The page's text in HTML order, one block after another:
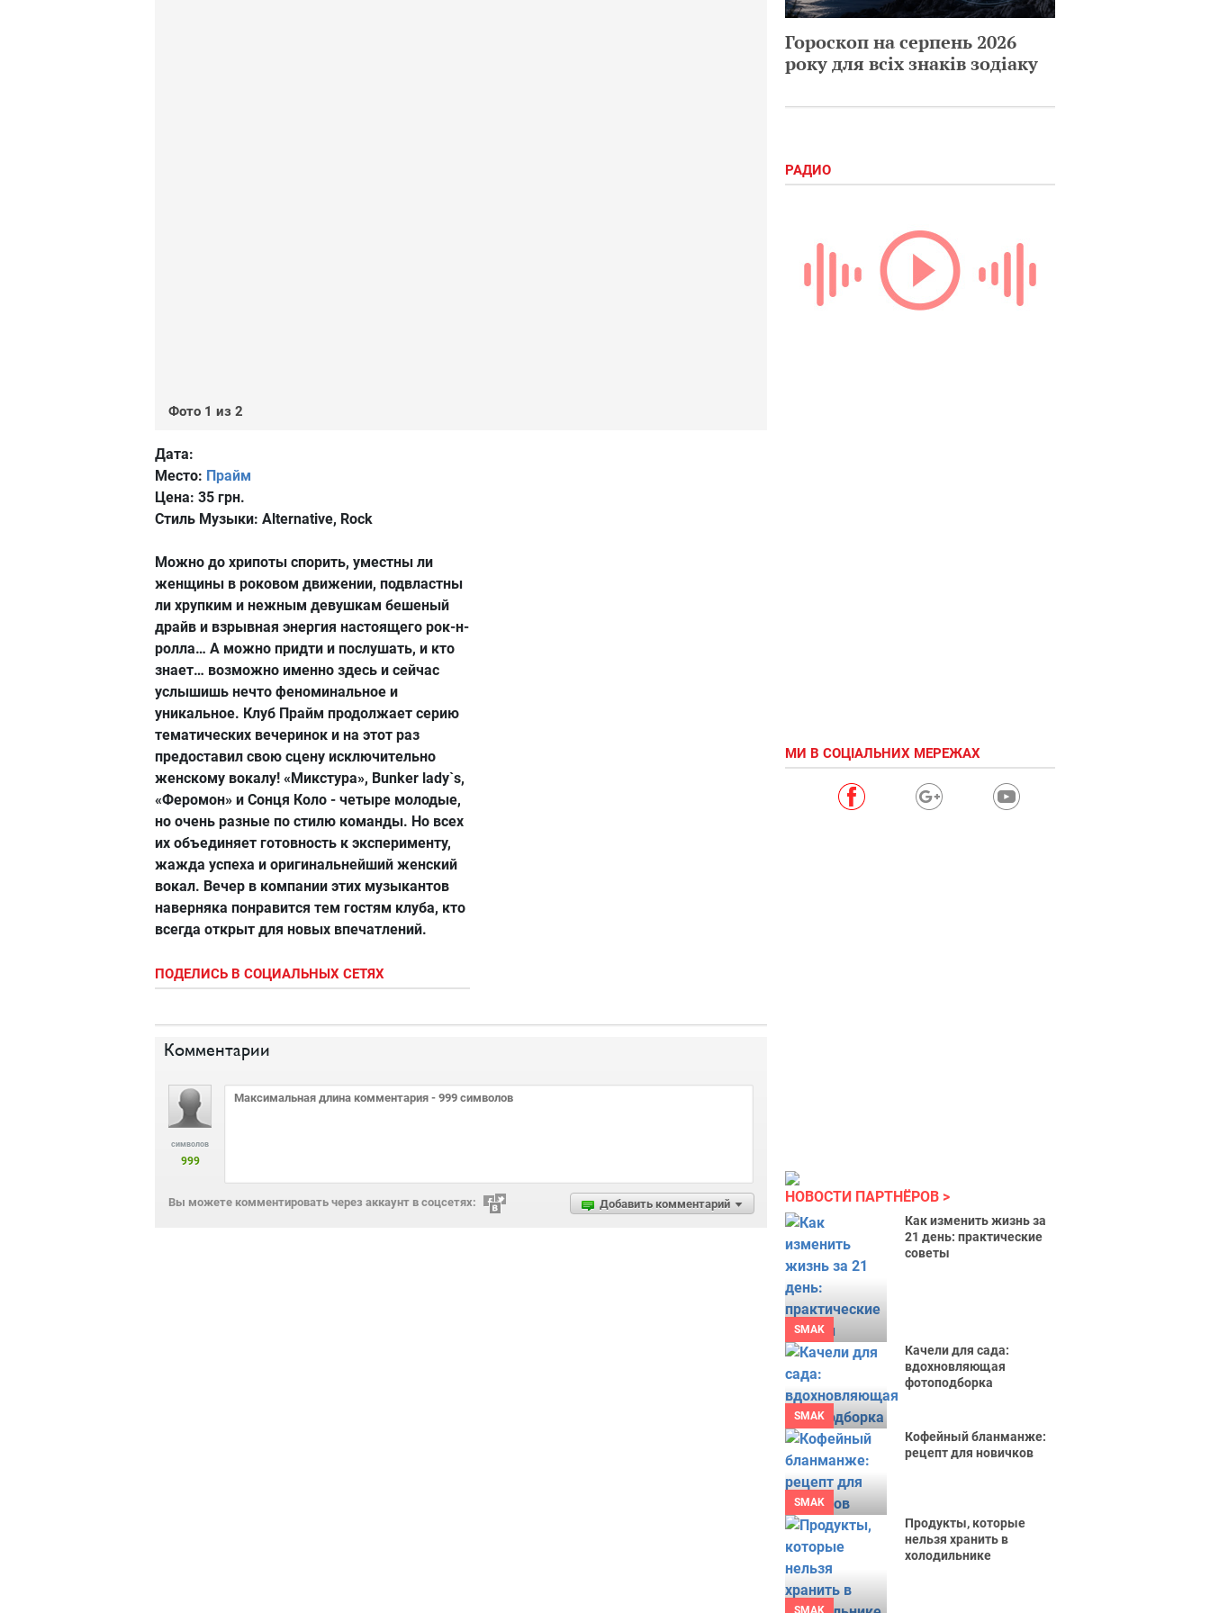
Фото 1 из 2
Дата:
Место: Прайм
Цена: 35 грн.
Стиль Музыки: Alternative, Rock
Можно до хрипоты спорить, уместны ли
женщины в роковом движении, подвластны
ли хрупким и нежным девушкам бешеный
драйв и взрывная энергия настоящего рок-н-
ролла… А можно придти и послушать, и кто
знает… возможно именно здесь и сейчас
услышишь нечто феноминальное и
уникальное. Клуб Прайм продолжает серию
тематических вечеринок и на этот раз
предоставил свою сцену исключительно
женскому вокалу! «Микстура», Bunker lady`s,
«Феромон» и Сонця Коло - четыре молодые,
но очень разные по стилю команды. Но всех
их объединяет готовность к эксперименту,
жажда успеха и оригинальнейший женский
вокал. Вечер в компании этих музыкантов
наверняка понравится тем гостям клуба, кто
всегда открыт для новых впечатлений.
ПОДЕЛИСЬ В СОЦИАЛЬНЫХ СЕТЯХ
Комментарии
символов
999
Добавить комментарий
Вы можете комментировать через аккаунт в соцсетях:
Гороскоп на серпень 2026
року для всіх знаків зодіаку
РАДИО
МИ В СОЦІАЛЬНИХ МЕРЕЖАХ
НОВОСТИ ПАРТНЁРОВ
SMAK
Как изменить жизнь за
21 день: практические
советы
SMAK
Качели для сада:
вдохновляющая
фотоподборка
SMAK
Кофейный бланманже:
рецепт для новичков
SMAK
Продукты, которые
нельзя хранить в
холодильнике